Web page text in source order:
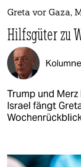
Greta vor Gaza,
Hilfsgüter zu
Kolumne
Trump und
Israel fängt